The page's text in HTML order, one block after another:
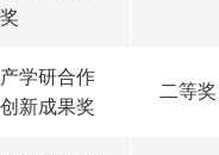
奖
产学研合作
创新成果奖
二等奖